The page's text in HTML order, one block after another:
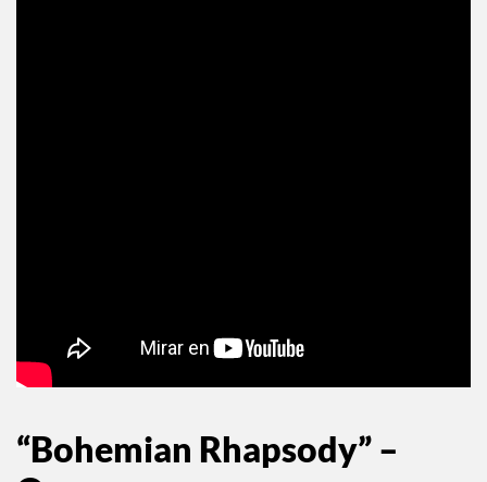
“Bohemian Rhapsody” –